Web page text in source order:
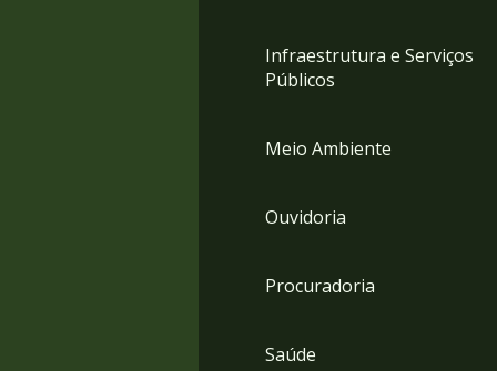
Infraestrutura e Serviços
Públicos
Meio Ambiente
Ouvidoria
Procuradoria
Saúde